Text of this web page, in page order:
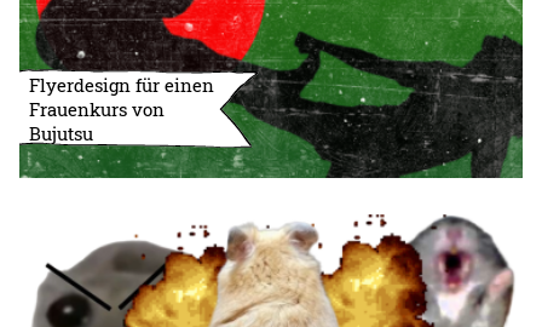
Flyerdesign für einen
Frauenkurs von
Bujutsu